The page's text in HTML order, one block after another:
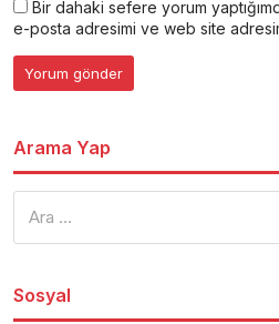
Bir dahaki sefere yorum
e-posta adresimi ve web site
Arama Yap
Sosyal